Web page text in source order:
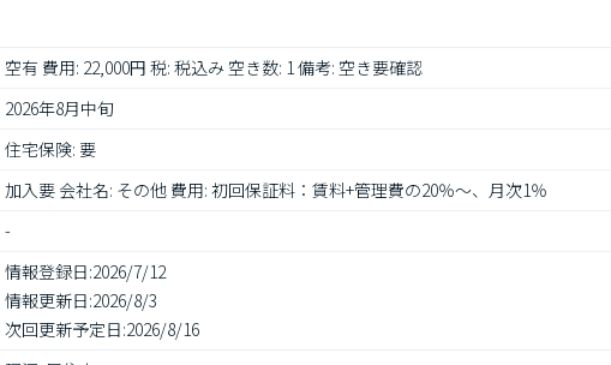
空有 費用: 22,000円 税: 税込み 空き数: 1 備考: 空き要確認
2026年8月中旬
住宅保険: 要
加入要 会社名: その他 費用: 初回保証料：賃料+管理費の20％～、月次1％
-
情報登録日:2026/7/12
情報更新日:2026/8/3
次回更新予定日:2026/8/16